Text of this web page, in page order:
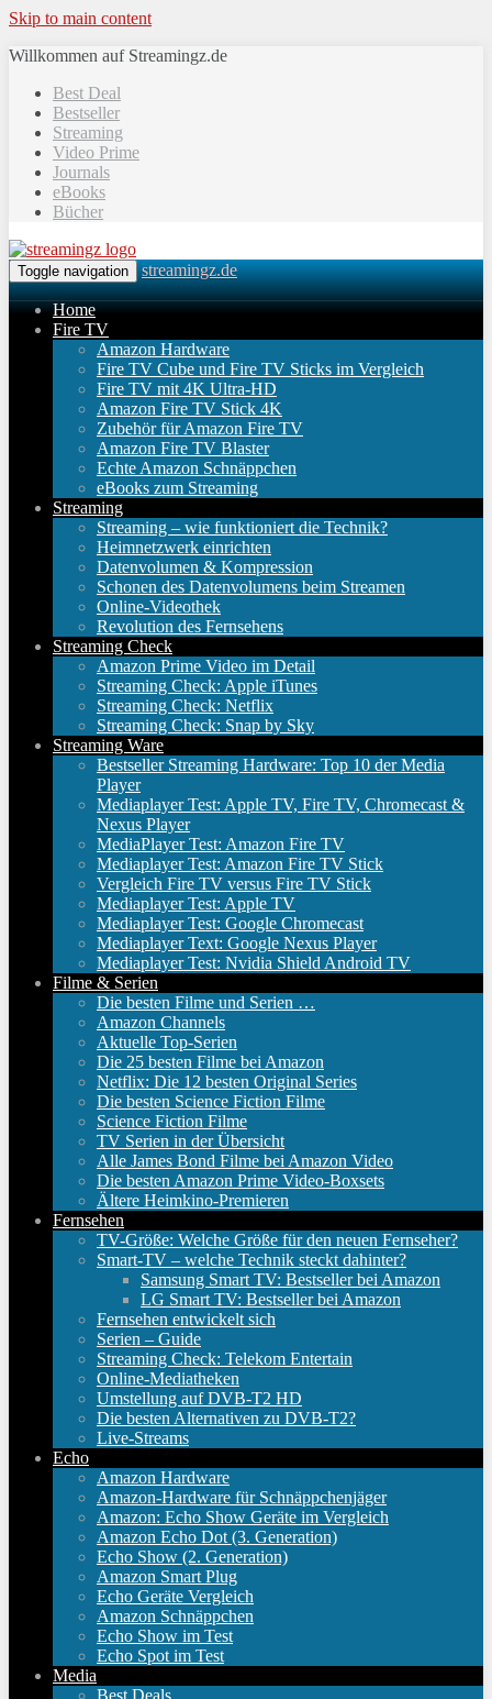
Skip to main content
Willkommen auf Streamingz.de
Best Deal
Bestseller
Streaming
Video Prime
Journals
eBooks
Bücher
Toggle navigation streamingz.de
Home
Fire TV
Amazon Hardware
Fire TV Cube und Fire TV Sticks im Vergleich
Fire TV mit 4K Ultra-HD
Amazon Fire TV Stick 4K
Zubehör für Amazon Fire TV
Amazon Fire TV Blaster
Echte Amazon Schnäppchen
eBooks zum Streaming
Streaming
Streaming – wie funktioniert die Technik?
Heimnetzwerk einrichten
Datenvolumen & Kompression
Schonen des Datenvolumens beim Streamen
Online-Videothek
Revolution des Fernsehens
Streaming Check
Amazon Prime Video im Detail
Streaming Check: Apple iTunes
Streaming Check: Netflix
Streaming Check: Snap by Sky
Streaming Ware
Bestseller Streaming Hardware: Top 10 der Media
Player
Mediaplayer Test: Apple TV, Fire TV, Chromecast &
Nexus Player
MediaPlayer Test: Amazon Fire TV
Mediaplayer Test: Amazon Fire TV Stick
Vergleich Fire TV versus Fire TV Stick
Mediaplayer Test: Apple TV
Mediaplayer Test: Google Chromecast
Mediaplayer Text: Google Nexus Player
Mediaplayer Test: Nvidia Shield Android TV
Filme & Serien
Die besten Filme und Serien …
Amazon Channels
Aktuelle Top-Serien
Die 25 besten Filme bei Amazon
Netflix: Die 12 besten Original Series
Die besten Science Fiction Filme
Science Fiction Filme
TV Serien in der Übersicht
Alle James Bond Filme bei Amazon Video
Die besten Amazon Prime Video-Boxsets
Ältere Heimkino-Premieren
Fernsehen
TV-Größe: Welche Größe für den neuen Fernseher?
Smart-TV – welche Technik steckt dahinter?
Samsung Smart TV: Bestseller bei Amazon
LG Smart TV: Bestseller bei Amazon
Fernsehen entwickelt sich
Serien – Guide
Streaming Check: Telekom Entertain
Online-Mediatheken
Umstellung auf DVB-T2 HD
Die besten Alternativen zu DVB-T2?
Live-Streams
Echo
Amazon Hardware
Amazon-Hardware für Schnäppchenjäger
Amazon: Echo Show Geräte im Vergleich
Amazon Echo Dot (3. Generation)
Echo Show (2. Generation)
Amazon Smart Plug
Echo Geräte Vergleich
Amazon Schnäppchen
Echo Show im Test
Echo Spot im Test
Media
Best Deals